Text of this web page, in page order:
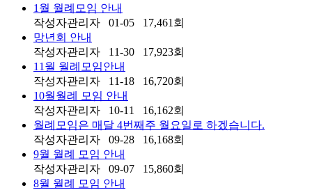
1월 월례모임 안내
작성자관리자 01-05 17,461 회
망년회 안내
작성자관리자 11-30 17,923회
11월 월례모임안내
작성자관리자 11-18 16,720회
10월월례 모임 안내
작성자관리자 10-11 16,162회
월례모임은 매달 4번째주 월요일로 하겠습니다.
작성자관리자 09-28 16,168회
9월 월례 모임 안내
작성자관리자 09-07 15,860회
8월 월례 모임 안내